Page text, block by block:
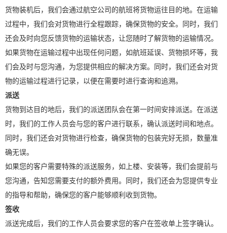
货物装机后，我们会通过航空公司的航班将货物运往目的地。在运输
过程中，我们会对货物进行全程跟踪，确保货物的安全。同时，我们
还会及时向您反馈货物的运输状态，让您随时了解货物的运输情况。
如果货物在运输过程中出现任何问题，如航班延误、货物损坏等，我
们会及时与您沟通，为您提供相应的解决方案。同时，我们还会对货
物的运输过程进行记录，以便在需要时进行查询和追溯。
派送
货物到达目的地后，我们的派送团队会在第一时间安排派送。在派送
时，我们的工作人员会与您的客户进行联系，确认派送时间和地点。
同时，我们还会对货物进行检查，确保货物的包装完好无损，数量准
确无误。
如果您的客户需要特殊的派送服务，如上楼、安装等，我们会提前与
您沟通，告知您需要支付的额外费用。同时，我们还会为您提供专业
的指导和帮助，确保您的客户能够顺利收到货物。
签收
派送完成后，我们的工作人员会要求您的客户在签收单上签字确认。